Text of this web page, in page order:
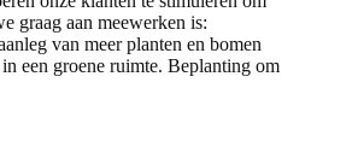
graag aan meewerken is:
van meer planten en bomen
een groene ruimte. Beplanting om